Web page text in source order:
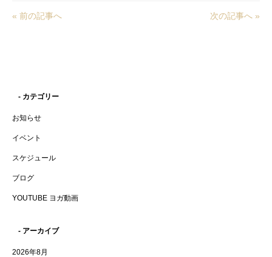
« 前の記事へ 次の記事へ »
- カテゴリー
お知らせ
イベント
スケジュール
ブログ
YOUTUBE ヨガ動画
- アーカイブ
2026年8月